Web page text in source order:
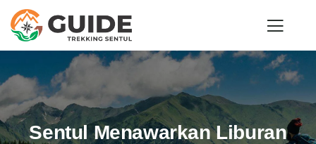
Sentul Menawarkan Liburan